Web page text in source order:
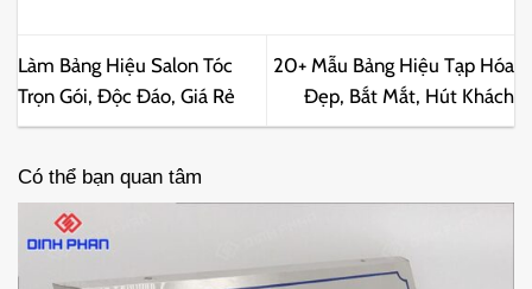
Làm Bảng Hiệu Salon Tóc
Trọn Gói, Độc Đáo, Giá Rẻ
20+ Mẫu Bảng Hiệu Tạp Hóa
Đẹp, Bắt Mắt, Hút Khách
Có thể bạn quan tâm